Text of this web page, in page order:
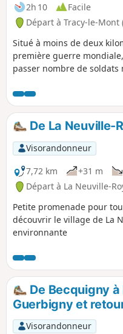
2h 10
Facile
Départ à Tracy-le-Mont
Situé à moins de deux
première guerre
passer nombre de
années pénibles et passe
l'ancien cimetière
lui a été substituée.
De La Neuville-
Visorandonneur
7,72 km
+31 m
Départ à La Neuville-
Petite promenade pour
découvrir le village de La
environnante
De Becquigny
Guerbigny et
Visorandonneur